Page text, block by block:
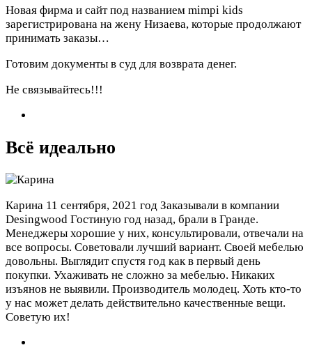
Новая фирма и сайт под названием mimpi kids
зарегистрирована на жену Низаева, которые продолжают
принимать заказы…
Готовим документы в суд для возврата денег.
Не связывайтесь!!!
Всё идеально
Карина 11 сентября, 2021 год Заказывали в компании
Desingwood Гостиную год назад, брали в Гранде.
Менеджеры хорошие у них, консультировали, отвечали на
все вопросы. Советовали лучший вариант. Своей мебелью
довольны. Выглядит спустя год как в первый день
покупки. Ухаживать не сложно за мебелью. Никаких
изъянов не выявили. Производитель молодец. Хоть кто-то
у нас может делать действительно качественные вещи.
Советую их!